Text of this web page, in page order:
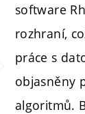
software
rozhraní,
práce s
objasněny
algoritmů.